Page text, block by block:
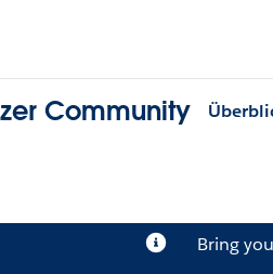
Community
Bring